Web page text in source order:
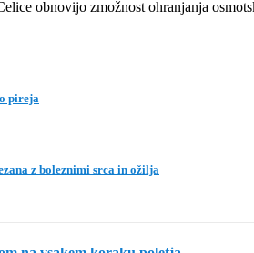
obnovijo zmožnost ohranjanja
pireja
z boleznimi srca in ožilja